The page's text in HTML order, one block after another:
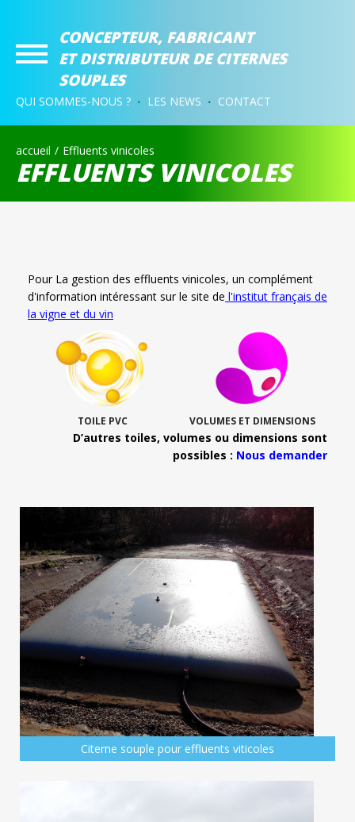
CONCEPTEUR, FABRICANT
ET DISTRIBUTEUR DE CITERNES
SOUPLES
QUI SOMMES-NOUS ? LES NEWS CONTACT
accueil Effluents vinicoles
EFFLUENTS VINICOLES
Pour La gestion des effluents vinicoles, un complément
d'information intéressant sur le site de l'institut français de
la vigne et du vin
TOILE PVC VOLUMES ET DIMENSIONS
D’autres toiles, volumes ou dimensions sont
possibles : Nous demander
Citerne souple pour effluents viticoles